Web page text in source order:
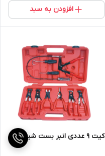
افزودن به سبد
کیت 9 عددی انبر بست شیلنگ